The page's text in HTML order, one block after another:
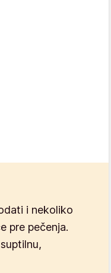
i nekoliko
pre pečenja.